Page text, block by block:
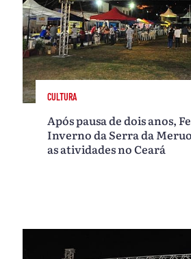
CULTURA
Após pausa de dois anos,
Inverno da Serra da
as atividades no Ceará